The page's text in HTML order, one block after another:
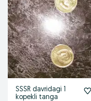
SSSR davridagi 1
kopekli tanga